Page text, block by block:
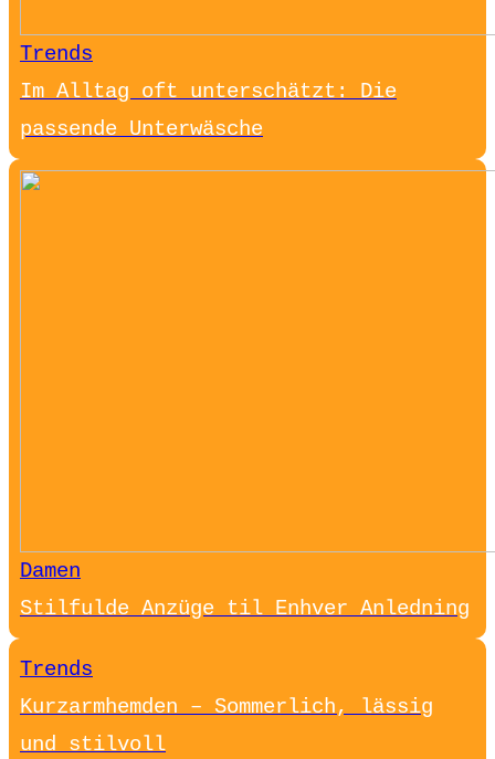
Trends
Im Alltag oft unterschätzt: Die
passende Unterwäsche
Damen
Stilfulde Anzüge til Enhver Anledning
Trends
Kurzarmhemden – Sommerlich, lässig
und stilvoll